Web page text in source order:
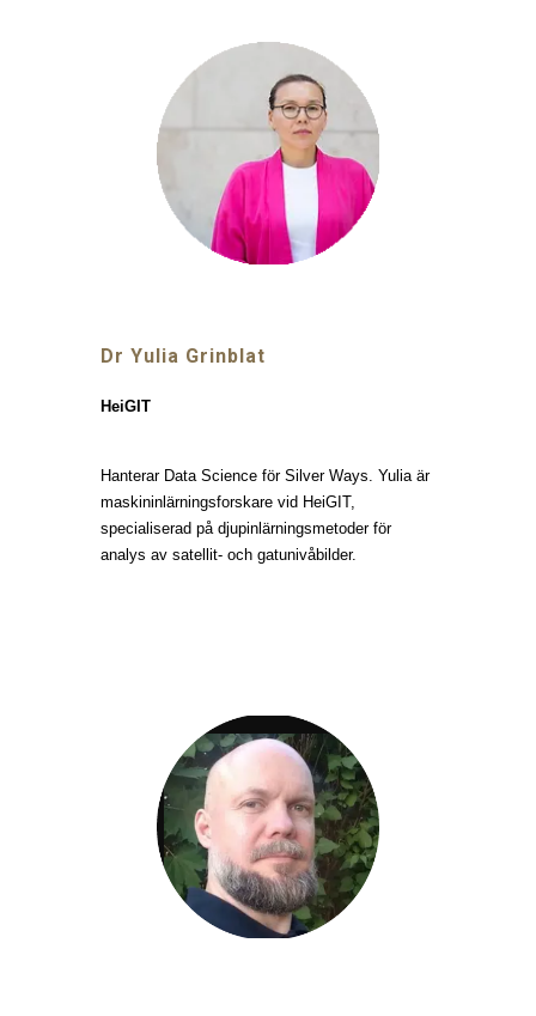
Dr Yulia Grinblat
HeiGIT
Hanterar Data Science för Silver Ways. Yulia är
maskininlärningsforskare vid HeiGIT,
specialiserad på djupinlärningsmetoder för
analys av satellit- och gatunivåbilder.